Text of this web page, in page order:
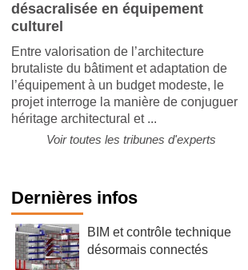
désacralisée en équipement
culturel
Entre valorisation de l’architecture
brutaliste du bâtiment et adaptation de
l’équipement à un budget modeste, le
projet interroge la manière de conjuguer
héritage architectural et ...
Voir toutes les tribunes d'experts
Dernières infos
BIM et contrôle technique
désormais connectés